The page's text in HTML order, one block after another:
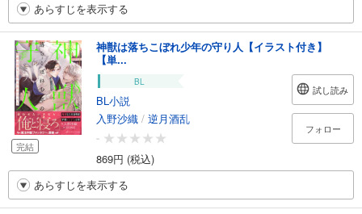
あらすじを表示する
完結
神獣は落ちこぼれ少年の守り人【イラスト付き】
【単...
BL
BL小説
入野沙織 / 逆月酒乱
-
869円 (税込)
試し読み
フォロー
あらすじを表示する